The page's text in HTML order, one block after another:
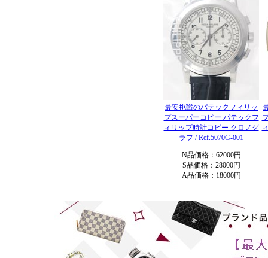
最安挑戦のパテックフィリッ
プスーパーコピー パテックフ
ィリップ時計コピー クロノグ
ラフ / Ref.5070G-001
N品価格：62000円
S品価格：28000円
A品価格：18000円